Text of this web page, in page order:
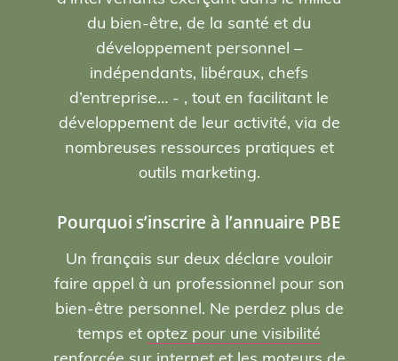
du bien-être, de la santé et du
développement personnel –
indépendants, libéraux, chefs
d’entreprise… - , tout en facilitant le
développement de leur activité, via de
nombreuses ressources pratiques et
outils marketing.
Pourquoi s’inscrire à l’annuaire PBE
Un français sur deux déclare vouloir
faire appel à un professionnel pour son
bien-être personnel. Ne perdez plus de
temps et optez pour une visibilité